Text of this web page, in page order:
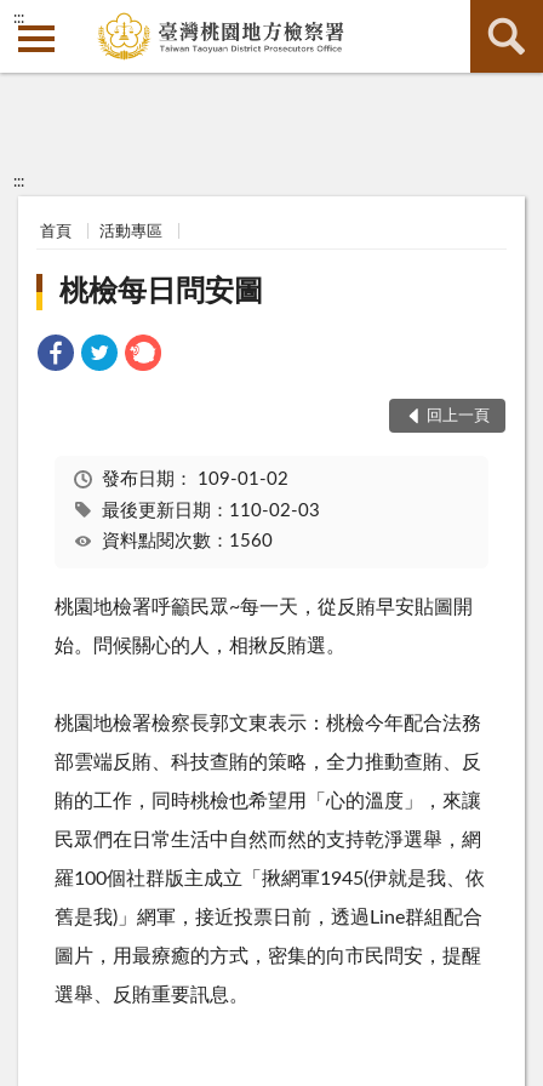
:::
:::
首頁 活動專區
桃檢每日問安圖
回上一頁
發布日期： 109-01-02
最後更新日期：110-02-03
資料點閱次數：1560
桃園地檢署呼籲民眾~每一天，從反賄早安貼圖開
始。問候關心的人，相揪反賄選。
桃園地檢署檢察長郭文東表示：桃檢今年配合法務
部雲端反賄、科技查賄的策略，全力推動查賄、反
賄的工作，同時桃檢也希望用「心的溫度」，來讓
民眾們在日常生活中自然而然的支持乾淨選舉，網
羅100個社群版主成立「揪網軍1945(伊就是我、依
舊是我)」網軍，接近投票日前，透過Line群組配合
圖片，用最療癒的方式，密集的向市民問安，提醒
選舉、反賄重要訊息。